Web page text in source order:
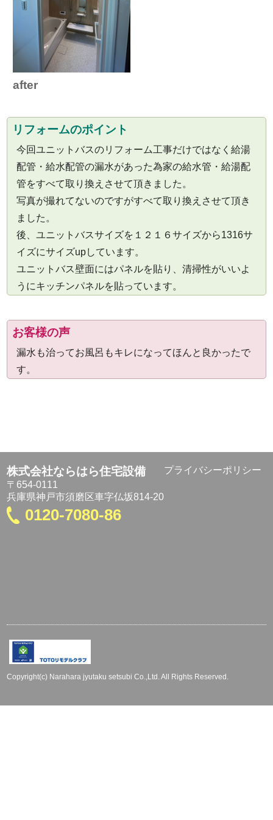
after
リフォームのポイント
今回ユニットバスのリフォーム工事だけではなく給湯
配管・給水配管の漏水があった為家の給水管・給湯配
管をすべて取り換えさせて頂きました。
写真が撮れてないのですがすべて取り換えさせて頂き
ました。
後、ユニットバスサイズを１２１６サイズから1316サ
イズにサイズupしています。
ユニットバス壁面にはパネルを貼り、清掃性がいいよ
うにキッチンパネルを貼っています。
お客様の声
漏水も治ってお風呂もキレになってほんと良かったで
す。
株式会社ならはら住宅設備
〒654-0111
兵庫県神戸市須磨区車字仏坂814-20
0120-7080-86
プライバシーポリシー
Copyright(c) Narahara jyutaku setsubi Co.,Ltd. All Rights Reserved.